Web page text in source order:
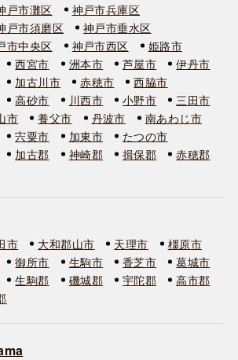
戸市灘区
神戸市兵庫区
戸市須磨区
神戸市垂水区
市中央区 神戸市西区
姫路市
西宮市 洲本市 芦屋市
伊丹市
加古川市 赤穂市
西脇市
高砂市 川西市 小野市
三田市
市 養父市 丹波市
南あわじ市
宍粟市 加東市
たつの市
加古郡 神崎郡 揖保郡
赤穂郡
市 大和郡山市 天理市
橿原市
御所市 生駒市 香芝市
葛城市
生駒郡 磯城郡 宇陀郡
高市郡